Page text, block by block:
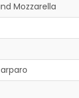
Mozzarella